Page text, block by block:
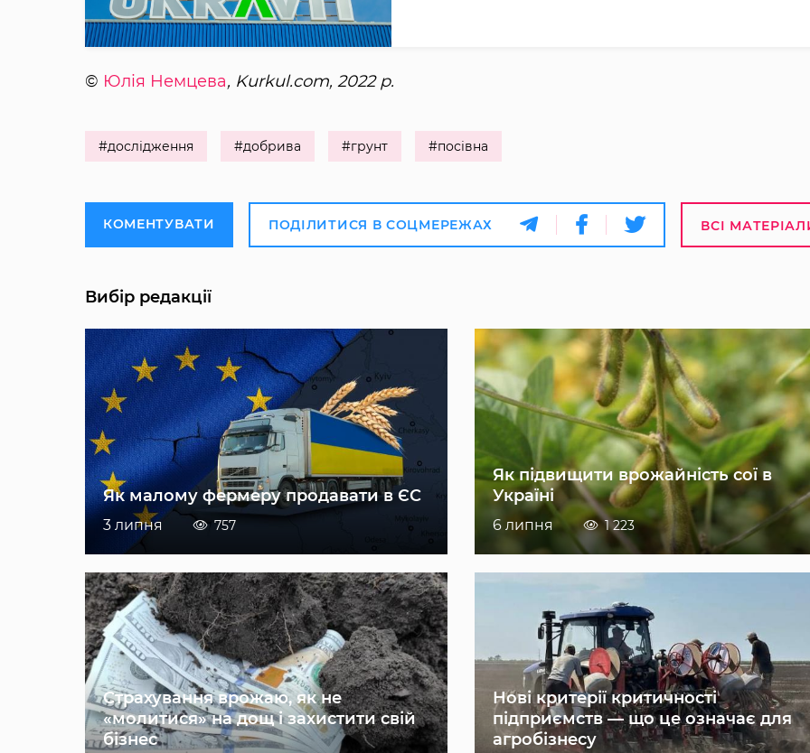
© Юлія Немцева, Kurkul.com, 2022 р.
#дослідження #добрива #грунт #посівна
КОМЕНТУВАТИ ПОДІЛИТИСЯ В СОЦМЕРЕЖАХ ВСІ
Вибір редакції
Як малому фермеру продавати в ЄС
3 липня 757
Як підвищити врожайність сої в
Україні
6 липня 1 223
Страхування врожаю, як не
«молитися» на дощ і захистити свій
бізнес
Нові критерії критичності
підприємств — що це означає для
агробізнесу